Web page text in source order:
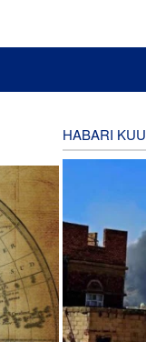
HABARI KUU